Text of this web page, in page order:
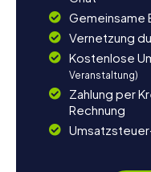
Gemeinsame
Vernetzung
Kostenlose
Veranstaltung)
Zahlung per
Rechnung